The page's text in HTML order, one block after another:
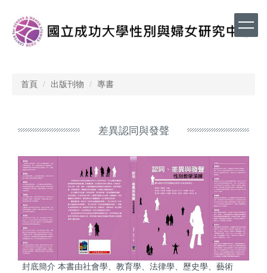
主
首頁 出版刊物 專書
差異認同與發聲
封底簡介 本書由社會學、教育學、法律學、歷史學、藝術